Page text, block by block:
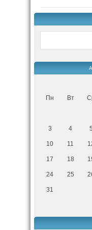
Пн Вт
3 4 5
10 11
17 18
24 25
31